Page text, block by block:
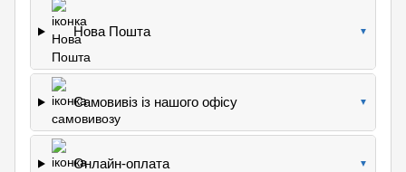
Нова Пошта ▼
Самовивіз із нашого офісу ▼
Онлайн-оплата ▼